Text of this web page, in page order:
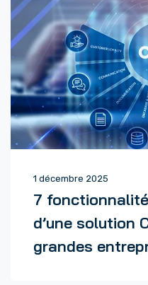
1 décembre 2025
7
d’une solution
grandes